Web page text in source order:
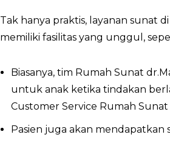
Tak hanya praktis, layanan sunat
memiliki fasilitas yang unggul,
Biasanya, tim Rumah Sunat
untuk anak ketika tindakan
Customer Service Rumah
Pasien juga akan